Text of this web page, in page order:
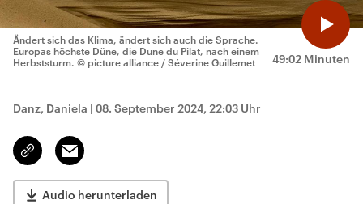
49:02 Minuten
Ändert sich das Klima, ändert sich auch die Sprache.
Europas höchste Düne, die Dune du Pilat, nach einem
Herbststurm. © picture alliance / Séverine Guillemet
Danz, Daniela | 08. September 2024, 22:03 Uhr
Link
kopieren/teilen
Email
Audio herunterladen